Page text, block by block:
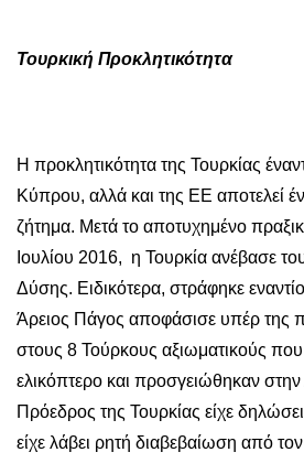
Τουρκική Προκλητικότητα
Η προκλητικότητα της Τουρκίας
Κύπρου, αλλά και της ΕΕ αποτελεί
ζήτημα. Μετά το αποτυχημένο
Ιουλίου 2016, η Τουρκία ανέβασε
Δύσης. Ειδικότερα, στράφηκε
Άρειος Πάγος αποφάσισε υπέρ της
στους 8 Τούρκους αξιωματικούς
ελικόπτερο και προσγειώθηκαν
Πρόεδρος της Τουρκίας είχε
είχε λάβει ρητή διαβεβαίωση από